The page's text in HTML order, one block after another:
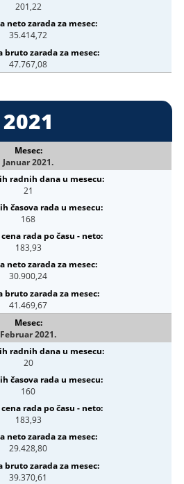
201,22
35.414,72
47.767,08
2021
Januar 2021.
21
168
183,93
30.900,24
41.469,67
Februar 2021.
20
160
183,93
29.428,80
39.370,61